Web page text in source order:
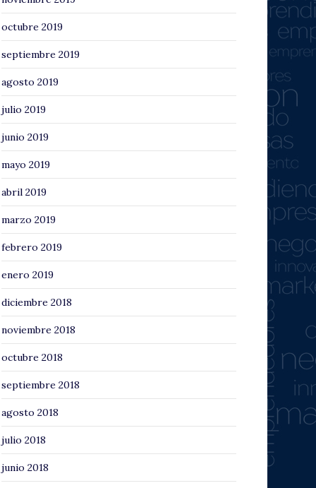
octubre 2019
septiembre 2019
agosto 2019
julio 2019
junio 2019
mayo 2019
abril 2019
marzo 2019
febrero 2019
enero 2019
diciembre 2018
noviembre 2018
octubre 2018
septiembre 2018
agosto 2018
julio 2018
junio 2018